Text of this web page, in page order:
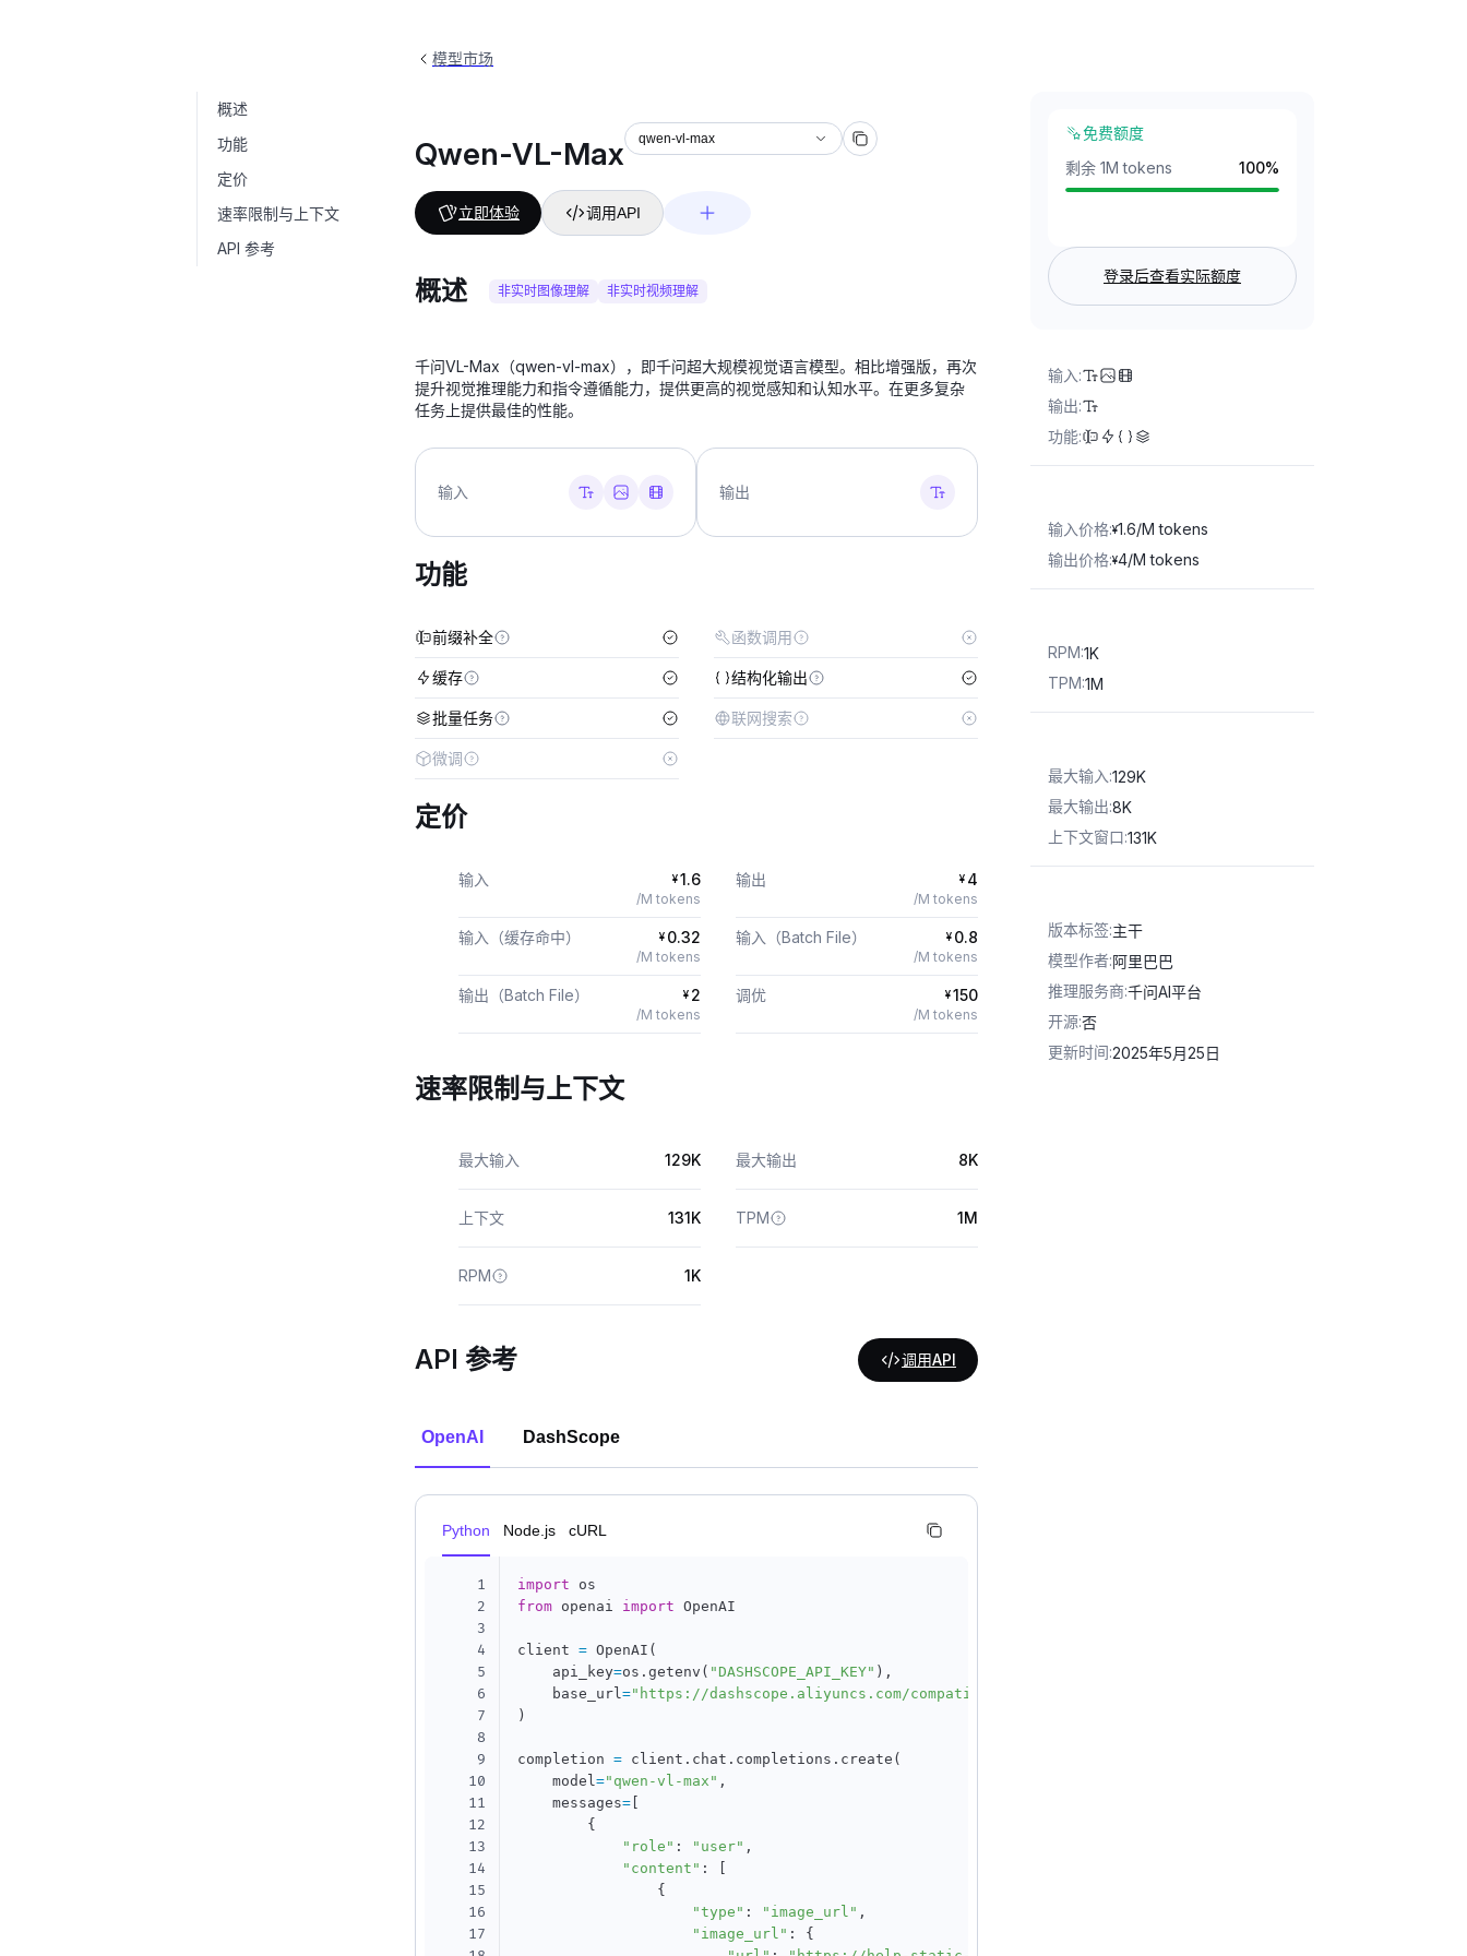
概述
功能
定价
速率限制与上下文
API 参考
模型市场
Qwen-VL-Max qwen-vl-max
立即体验 调用API
概述 非实时图像理解 非实时视频理解
千问VL-Max（qwen-vl-max），即千问超大规模视觉语言模型。相比增强版，再次
提升视觉推理能力和指令遵循能力，提供更高的视觉感知和认知水平。在更多复杂
任务上提供最佳的性能。
输入 输出
功能
前缀补全 函数调用
缓存 结构化输出
批量任务 联网搜索
微调
定价
输入 ¥1.6
/M tokens
输出 ¥ 4
/M tokens
输入（缓存命中） ¥ 0.32
/M tokens
输入（Batch File） ¥ 0.8
/M tokens
输出（Batch File） ¥ 2
/M tokens
调优 ¥150
/M tokens
速率限制与上下文
最大输入 129K 最大输出 8K
上下文 131K TPM 1M
RPM 1K
API 参考 调用API
OpenAI DashScope
Python Node.js cURL
1
2
3
4
5
6
7
8
9
10
11
12
13
14
15
16
17
import
from openai import OpenAI
client = OpenAI (
    api_key
=os . getenv ( "DASHSCOPE_API_KEY" ) ,
    base_url
="https://dashscope.aliyuncs.com/compatible-mode/v1"
)
completion = client . chat . completions . create (
    model
="qwen-vl-max" ,
    messages
=
{
"role" : "user" ,
"content" :
{
"type" : "image_url" ,
"image_url" :
{
免费额度
剩余 1M tokens
100%
登录后查看实际额度
输入:
输出:
功能:
输入价格:¥1.6/M tokens
输出价格:¥4/M tokens
RPM:1K
TPM:1M
最大输入:129K
最大输出:8K
上下文窗口:131K
版本标签:主干
模型作者:阿里巴巴
推理服务商:千问AI平台
开源:否
更新时间:2025年5月25日